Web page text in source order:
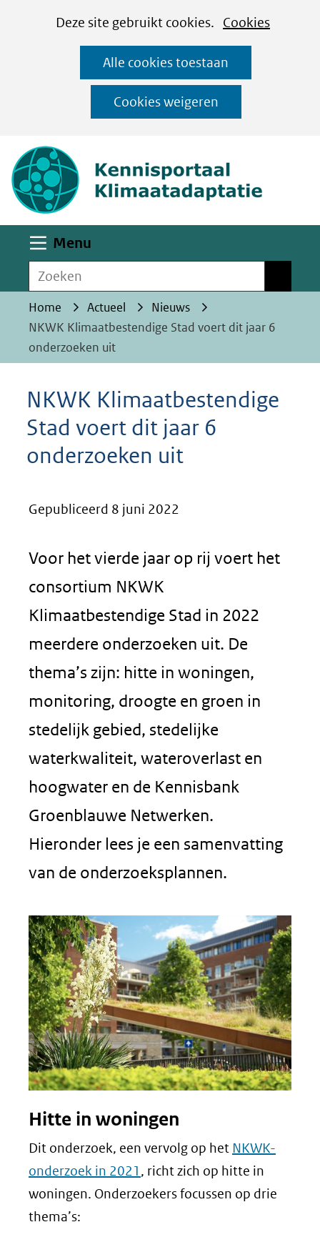
CookiesDeze site gebruikt cookies. Cookies
op
deze
website
worden
toegestaan
geweigerd.
Alle cookies toestaan
Cookies weigeren
Ga
naar
de
inhoud
Menu
Zoeken
Home Actueel
Nieuws
NKWK Klimaatbestendige Stad voert dit jaar 6
onderzoeken uit
NKWK Klimaatbestendige
Stad voert dit jaar 6
onderzoeken uit
Gepubliceerd 8 juni 2022
Voor het vierde jaar op rij voert het
consortium NKWK
Klimaatbestendige Stad in 2022
meerdere onderzoeken uit. De
thema’s zijn: hitte in woningen,
monitoring, droogte en groen in
stedelijk gebied, stedelijke
waterkwaliteit, wateroverlast en
hoogwater en de Kennisbank
Groenblauwe Netwerken.
Hieronder lees je een samenvatting
van de onderzoeksplannen.
Hitte in woningen
Dit onderzoek, een vervolg op het NKWK-
onderzoek in 2021 , richt zich op hitte in
woningen. Onderzoekers focussen op drie
thema’s: